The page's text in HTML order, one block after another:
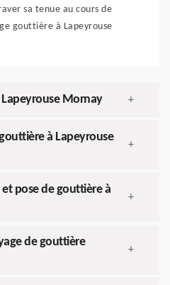
sa tenue au cours de
gouttière à Lapeyrouse
Mornay +
à Lapeyrouse
+
pose de gouttière à
+
de gouttière
+